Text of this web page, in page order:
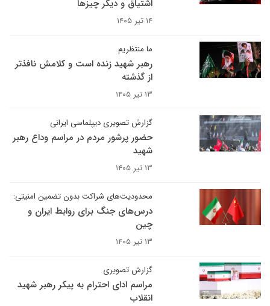
اشتیاق و دیگر چیزها
۱۴ تیر ۱۴۰۵
ما منتظریم
رهبر شهید زنده است و کلامش نافذتر
از گذشته
۱۳ تیر ۱۴۰۵
گزارش تصویری دیپلماسی ایرانی
حضور پرشور مردم در مراسم وداع رهبر
شهید
۱۳ تیر ۱۴۰۵
محدودیت‌های شراکت بدون تضمین امنیتی:
درس‌های جنگ برای روابط ایران و
چین
۱۳ تیر ۱۴۰۵
گزارش تصویری
مراسم ادای احترام به پیکر رهبر شهید
انقلاب